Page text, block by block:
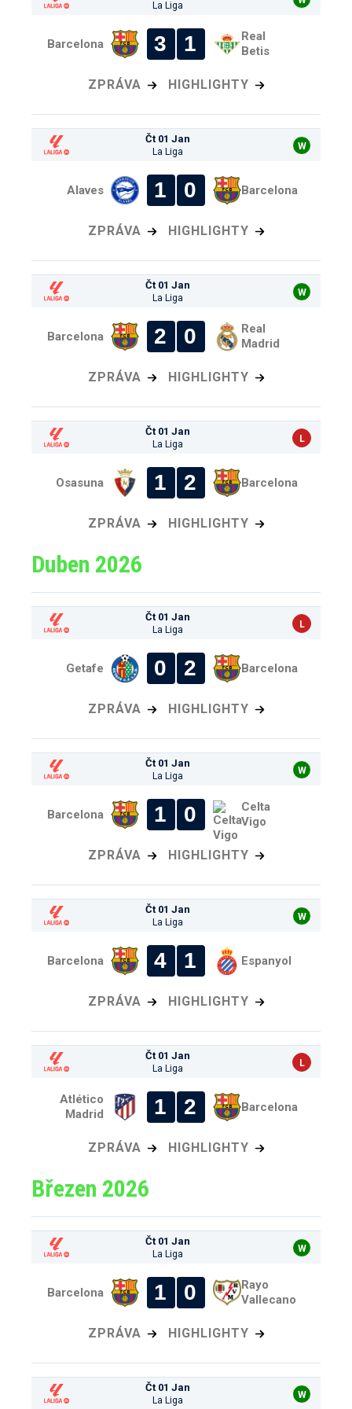
La Liga
Barcelona 3 1
Real
Betis
ZPRÁVA HIGHLIGHTY
Čt 01 Jan
La Liga
W
Alaves 1 0 Barcelona
ZPRÁVA HIGHLIGHTY
Čt 01 Jan
La Liga
W
Barcelona 2 0
Real
Madrid
ZPRÁVA HIGHLIGHTY
Čt 01 Jan
La Liga
L
Osasuna 1 2 Barcelona
ZPRÁVA HIGHLIGHTY
Duben 2026
Čt 01 Jan
La Liga
L
Getafe 0 2 Barcelona
ZPRÁVA HIGHLIGHTY
Čt 01 Jan
La Liga
W
Barcelona 1 0
Celta
Vigo
ZPRÁVA HIGHLIGHTY
Čt 01 Jan
La Liga
W
Barcelona 4 1 Espanyol
ZPRÁVA HIGHLIGHTY
Čt 01 Jan
La Liga
L
Atlético
Madrid
1 2 Barcelona
ZPRÁVA HIGHLIGHTY
Březen 2026
Čt 01 Jan
La Liga
W
Barcelona 1 0
Rayo
Vallecano
ZPRÁVA HIGHLIGHTY
Čt 01 Jan
La Liga
W